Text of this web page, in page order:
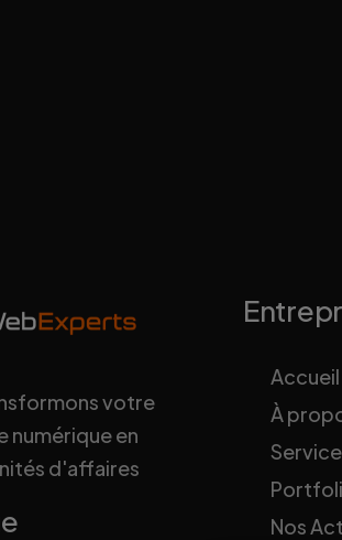
votre
numérique en
d'affaires
Accueil
À
Nos